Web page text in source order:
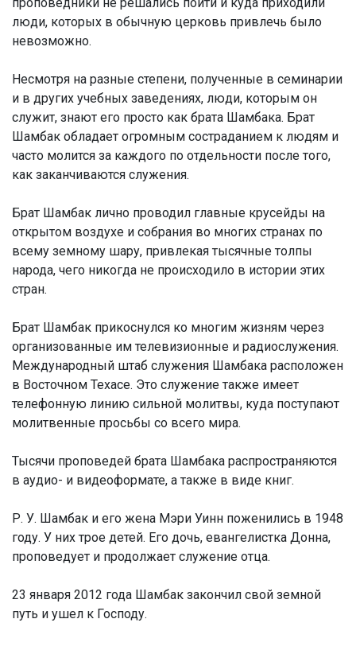
люди, которых в обычную церковь привлечь было
невозможно.
Несмотря на разные степени, полученные в семинарии
и в других учебных заведениях, люди, которым он
служит, знают его просто как брата Шамбака. Брат
Шамбак обладает огромным состраданием к людям и
часто молится за каждого по отдельности после того,
как заканчиваются служения.
Брат Шамбак лично проводил главные крусейды на
открытом воздухе и собрания во многих странах по
всему земному шару, привлекая тысячные толпы
народа, чего никогда не происходило в истории этих
стран.
Брат Шамбак прикоснулся ко многим жизням через
организованные им телевизионные и радиослужения.
Международный штаб служения Шамбака расположен
в Восточном Техасе. Это служение также имеет
телефонную линию сильной молитвы, куда поступают
молитвенные просьбы со всего мира.
Тысячи проповедей брата Шамбака распространяются
в аудио- и видеоформате, а также в виде книг.
Р. У. Шамбак и его жена Мэри Уинн поженились в 1948
году. У них трое детей. Его дочь, евангелистка Донна,
проповедует и продолжает служение отца.
23 января 2012 года Шамбак закончил свой земной
путь и ушел к Господу.